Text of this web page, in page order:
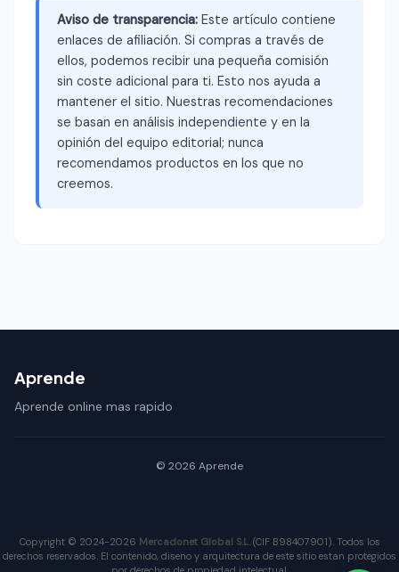
Aviso de transparencia: Este artículo contiene
enlaces de afiliación. Si compras a través de
ellos, podemos recibir una pequeña comisión
sin coste adicional para ti. Esto nos ayuda a
mantener el sitio. Nuestras recomendaciones
se basan en análisis independiente y en la
opinión del equipo editorial; nunca
recomendamos productos en los que no
creemos.
Aprende
Aprende online mas rapido
© 2026 Aprende
Copyright © 2024-2026 Mercadonet Global S.L. (CIF B98407901). Todos los
derechos reservados. El contenido, diseno y arquitectura de este sitio estan protegidos